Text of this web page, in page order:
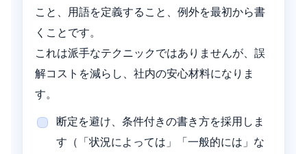
こと、用語を定義すること、例外を最初から書
くことです。
これは派手なテクニックではありませんが、誤
解コストを減らし、社内の安心材料になりま
す。
断定を避け、条件付きの書き方を採用しま
す（「状況によっては」「一般的には」な